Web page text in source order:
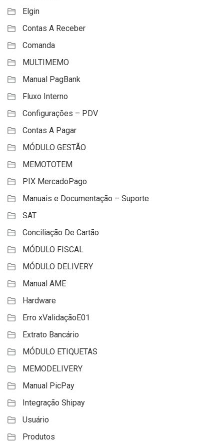
Elgin
Contas A Receber
Comanda
MULTIMEMO
Manual PagBank
Fluxo Interno
Configurações – PDV
Contas A Pagar
MÓDULO GESTÃO
MEMOTOTEM
PIX MercadoPago
Manuais e Documentação – Suporte
SAT
Conciliação De Cartão
MÓDULO FISCAL
MÓDULO DELIVERY
Manual AME
Hardware
Erro xValidaçãoE01
Extrato Bancário
MÓDULO ETIQUETAS
MEMODELIVERY
Manual PicPay
Integração Shipay
Usuário
Produtos